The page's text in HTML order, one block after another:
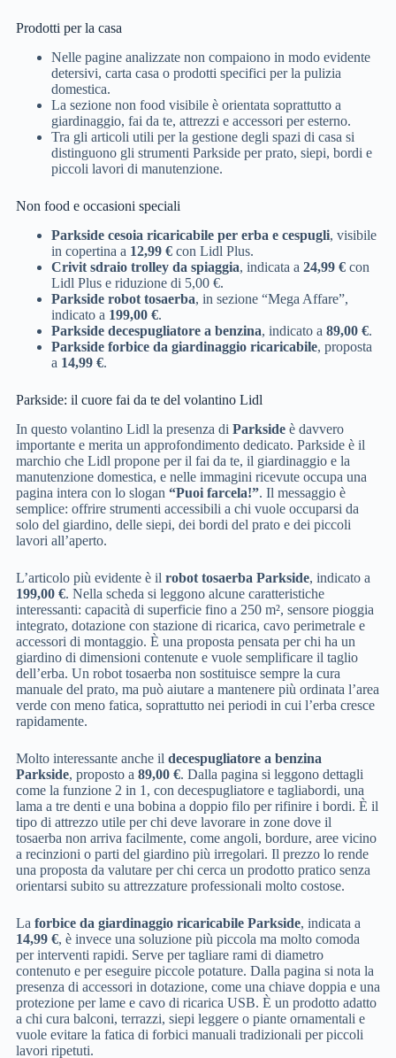
Prodotti per la casa
Nelle pagine analizzate non compaiono in modo evidente
detersivi, carta casa o prodotti specifici per la pulizia
domestica.
La sezione non food visibile è orientata soprattutto a
giardinaggio, fai da te, attrezzi e accessori per esterno.
Tra gli articoli utili per la gestione degli spazi di casa si
distinguono gli strumenti Parkside per prato, siepi, bordi e
piccoli lavori di manutenzione.
Non food e occasioni speciali
Parkside cesoia ricaricabile per erba e cespugli, visibile
in copertina a 12,99 €con Lidl Plus.
Crivit sdraio trolley da spiaggia, indicata a 24,99 €con
Lidl Plus e riduzione di 5,00 €.
Parkside robot tosaerba, in sezione “Mega Affare”,
indicato a 199,00 €.
Parkside decespugliatore a benzina, indicato a 89,00 €.
Parkside forbice da giardinaggio ricaricabile, proposta
a 14,99 €.
Parkside: il cuore fai da te del volantino Lidl
In questo volantino Lidl la presenza di Parksideè davvero
importante e merita un approfondimento dedicato. Parkside è il
marchio che Lidl propone per il fai da te, il giardinaggio e la
manutenzione domestica, e nelle immagini ricevute occupa una
pagina intera con lo slogan “Puoi farcela!”. Il messaggio è
semplice: offrire strumenti accessibili a chi vuole occuparsi da
solo del giardino, delle siepi, dei bordi del prato e dei piccoli
lavori all’aperto.
L’articolo più evidente è il robot tosaerba Parkside, indicato a
199,00 €. Nella scheda si leggono alcune caratteristiche
interessanti: capacità di superficie fino a 250 m², sensore pioggia
integrato, dotazione con stazione di ricarica, cavo perimetrale e
accessori di montaggio. È una proposta pensata per chi ha un
giardino di dimensioni contenute e vuole semplificare il taglio
dell’erba. Un robot tosaerba non sostituisce sempre la cura
manuale del prato, ma può aiutare a mantenere più ordinata l’area
verde con meno fatica, soprattutto nei periodi in cui l’erba cresce
rapidamente.
Molto interessante anche il decespugliatore a benzina
Parkside, proposto a 89,00 €. Dalla pagina si leggono dettagli
come la funzione 2 in 1, con decespugliatore e tagliabordi, una
lama a tre denti e una bobina a doppio filo per rifinire i bordi. È il
tipo di attrezzo utile per chi deve lavorare in zone dove il
tosaerba non arriva facilmente, come angoli, bordure, aree vicino
a recinzioni o parti del giardino più irregolari. Il prezzo lo rende
una proposta da valutare per chi cerca un prodotto pratico senza
orientarsi subito su attrezzature professionali molto costose.
La forbice da giardinaggio ricaricabile Parkside, indicata a
14,99 €, è invece una soluzione più piccola ma molto comoda
per interventi rapidi. Serve per tagliare rami di diametro
contenuto e per eseguire piccole potature. Dalla pagina si nota la
presenza di accessori in dotazione, come una chiave doppia e una
protezione per lame e cavo di ricarica USB. È un prodotto adatto
a chi cura balconi, terrazzi, siepi leggere o piante ornamentali e
vuole evitare la fatica di forbici manuali tradizionali per piccoli
lavori ripetuti.